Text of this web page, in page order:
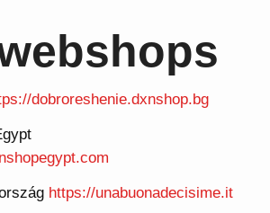
dobroreshenie.dxnshop.bg
https://unabuonadecisime.it